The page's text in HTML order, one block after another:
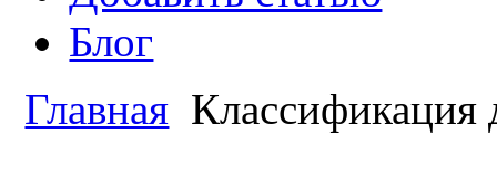
Блог
Главная Классификация